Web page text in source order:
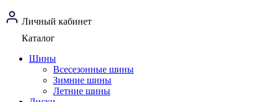
Личный кабинет
Каталог
Шины
Всесезонные шины
Зимние шины
Летние шины